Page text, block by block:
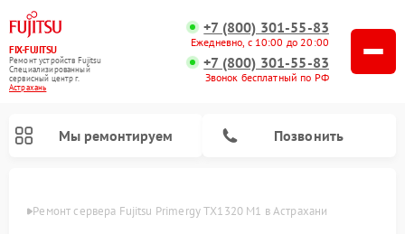
FIX-FUJITSU
Ремонт устройств Fujitsu
Специализированный
cервисный центр г.
Астрахань
+7 (800) 301-55-83
Ежедневно, с 10:00 до 20:00
+7 (800) 301-55-83
Звонок бесплатный по РФ
Мы ремонтируем Позвонить
Ремонт сервера Fujitsu Primergy TX1320 M1 в Астрахани